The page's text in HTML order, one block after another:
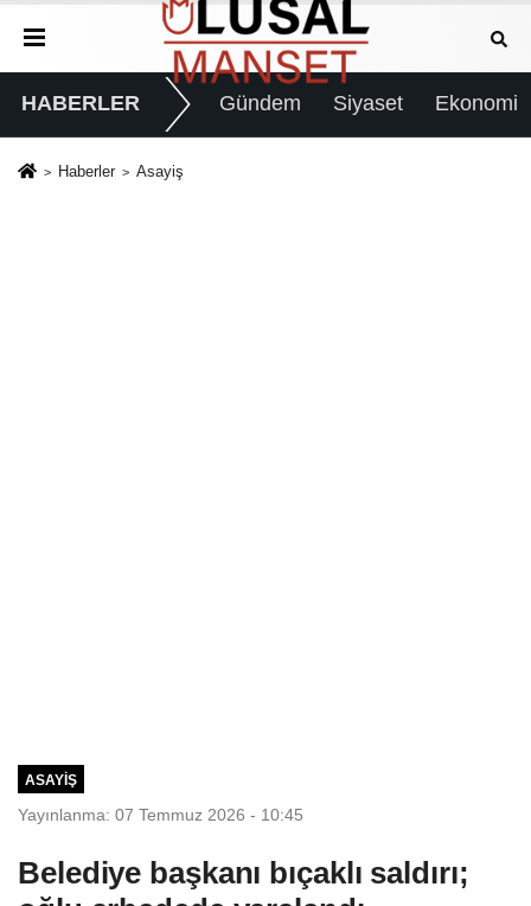
HABERLER Gündem Siyaset Ekonomi
Haberler Asayiş
ASAYIŞ
Yayınlanma: 07 Temmuz 2026 - 10:45
Belediye başkanı bıçaklı saldırı;